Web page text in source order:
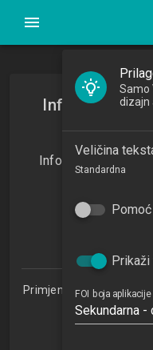
Informacijski
Information
Primjena informacijske
Studijski
dizajn
Veličina
Standardna
Prikaži
FOI boja aplikacije
Sekundarna -